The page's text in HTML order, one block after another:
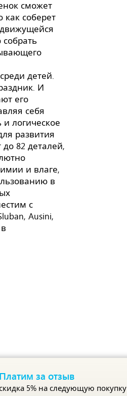
сможет
как соберет
детей.
И
его
себя
логическое
развития
82 деталей,
и влаге,
в
с
Ausini,
Платим за отзыв
5% на следующую покупку